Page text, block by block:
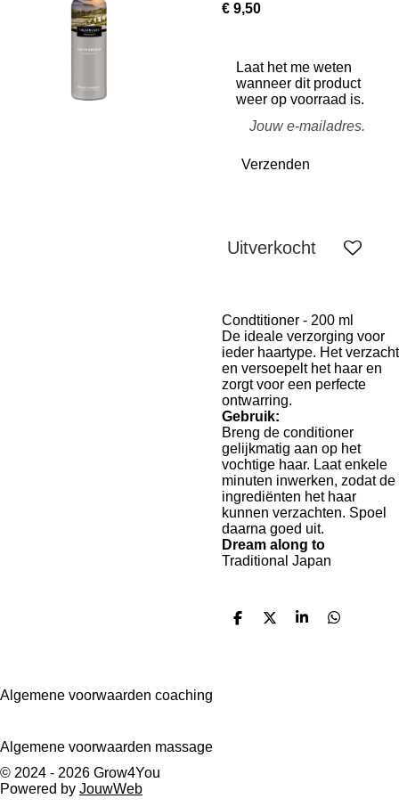
€ 9,50
Laat het me weten
wanneer dit product
weer op voorraad is.
Verzenden
Uitverkocht
Condtitioner - 200 ml
De ideale verzorging voor
ieder haartype. Het verzacht
en versoepelt het haar en
zorgt voor een perfecte
ontwarring.
Gebruik:
Breng de conditioner
gelijkmatig aan op het
vochtige haar. Laat enkele
minuten inwerken, zodat de
ingrediënten het haar
kunnen verzachten. Spoel
daarna goed uit.
Dream along to
Traditional Japan
D
D
S
D
Algemene voorwaarden coaching
Algemene voorwaarden massage
© 2024 - 2026 Grow4You
Powered by JouwWeb